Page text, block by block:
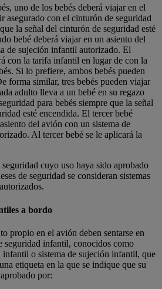
uno de los bebés deberá viajar en el
asegurado con el cinturón de seguridad
la señal del cinturón de seguridad esté
bebé deberá viajar en un asiento del
de sujeción infantil autorizado. El
con la tarifa infantil en lugar de con la
Si lo prefiere, ambos bebés pueden
forma similar, tres bebés pueden viajar
adulto lleva a un bebé en su regazo
para bebés siempre que la señal
esté encendida. El tercer bebé
del avión con un sistema de
Al tercer bebé se le aplicará la
cuyo uso haya sido aprobado
de seguridad se consideran sistemas
a bordo
propio en el avión deben sentarse en
seguridad infantil, conocidos como
infantil o sistema de sujeción infantil, que
etiqueta en la que se indique que su
por: